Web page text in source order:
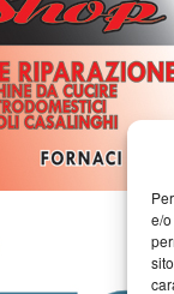
e/